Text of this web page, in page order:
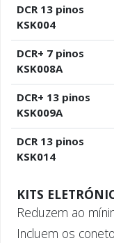
DCR 13 pinos
KSK004
DCR+ 7 pinos
KSK008A
DCR+ 13 pinos
KSK009A
DCR 13 pinos
KSK014
KITS
Reduzem ao
Incluem os